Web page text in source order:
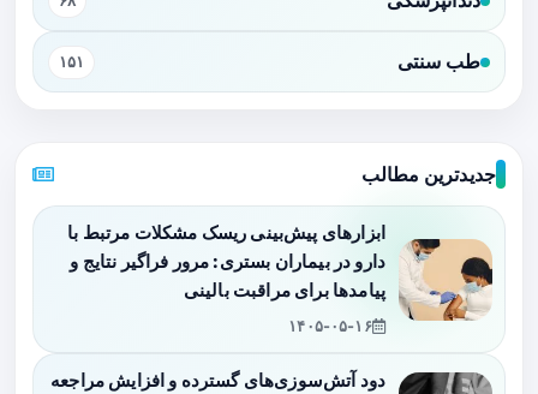
طب سنتی ۱۵۱
جدیدترین مطالب
ابزارهای پیش‌بینی ریسک مشکلات مرتبط با
دارو در بیماران بستری: مرور فراگیر نتایج و
پیامدها برای مراقبت بالینی
۱۴۰۵-۰۵-۱۶
دود آتش‌سوزی‌های گسترده و افزایش مراجعه